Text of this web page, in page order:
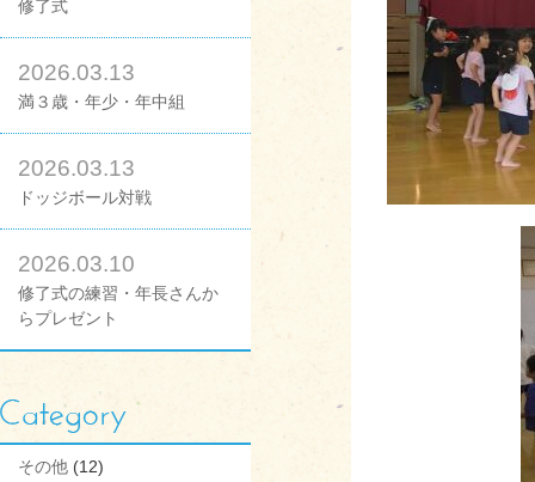
修了式
2026.03.13
満３歳・年少・年中組
2026.03.13
ドッジボール対戦
2026.03.10
修了式の練習・年長さんか
らプレゼント
その他 (12)